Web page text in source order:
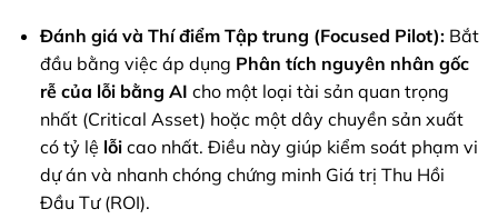
Đánh giá và Thí điểm Tập trung (Focused Pilot):Bắt
đầu bằng việc áp dụng Phân tích nguyên nhân gốc
rễ của lỗi bằng AI cho một loại tài sản quan trọng
nhất (Critical Asset) hoặc một dây chuyền sản xuất
có tỷ lệ lỗicao nhất. Điều này giúp kiểm soát phạm vi
dự án và nhanh chóng chứng minh Giá trị Thu Hồi
Đầu Tư (ROI).